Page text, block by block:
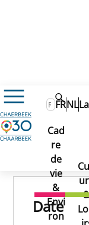
FRNL
Cad
re
de
vie
&
Envi
ron
26/03/2014
26/03/
26/03/
Publié le 13/11/2024
Date